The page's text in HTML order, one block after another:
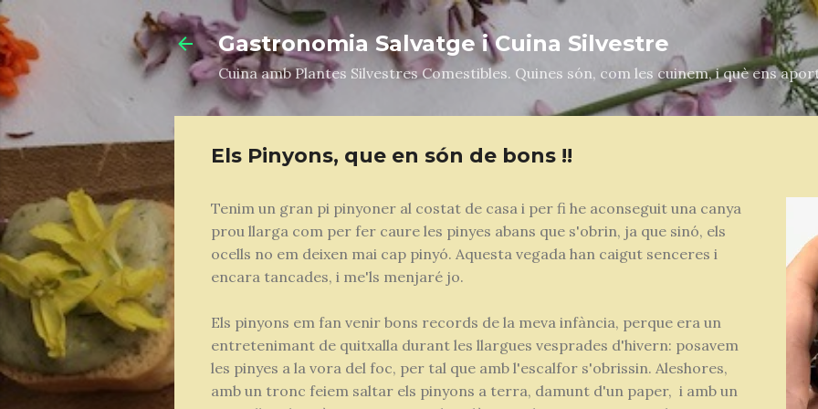
Gastronomia Salvatge i Cuina Silvestre
Cuina amb Plantes Silvestres Comestibles. Quines són, com les cuinem, i què ens
Els Pinyons, que en són de bons !!
Tenim un gran pi pinyoner al costat de casa i per fi he aconseguit una canya
prou llarga com per fer caure les pinyes abans que s'obrin, ja que sinó, els
ocells no em deixen mai cap pinyó. Aquesta vegada han caigut senceres i
encara tancades, i me'ls menjaré jo.
Els pinyons em fan venir bons records de la meva infància, perque era un
entretenimant de quitxalla durant les llargues vesprades d'hivern: posavem
les pinyes a la vora del foc, per tal que amb l'escalfor s'obrissin. Aleshores,
amb un tronc feiem saltar els pinyons a terra, damunt d'un paper, i amb un